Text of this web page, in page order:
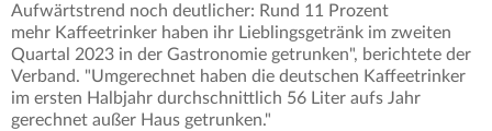
Aufwärtstrend noch deutlicher: Rund 11 Prozent
mehr Kaffeetrinker haben ihr Lieblingsgetränk im zweiten
Quartal 2023 in der Gastronomie getrunken", berichtete der
Verband. "Umgerechnet haben die deutschen Kaffeetrinker
im ersten Halbjahr durchschnittlich 56 Liter aufs Jahr
gerechnet außer Haus getrunken."